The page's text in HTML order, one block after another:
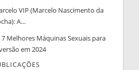
VIP (Marcelo Nascimento da
A…
7 Melhores Máquinas Sexuais para
em 2024